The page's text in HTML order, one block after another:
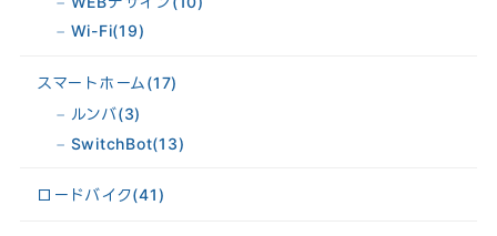
Wi-Fi(19)
スマートホーム(17)
ルンバ(3)
SwitchBot(13)
ロードバイク(41)